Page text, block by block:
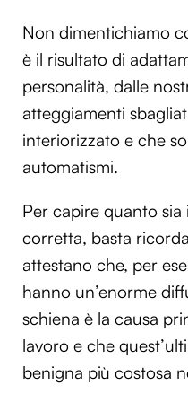
Non dimentichiamo
è il risultato di
personalità, dalle
atteggiamenti
interiorizzato e che
automatismi.
Per capire quanto
corretta, basta
attestano che, per
hanno un’enorme
schiena è la causa
lavoro e che
benigna più costosa